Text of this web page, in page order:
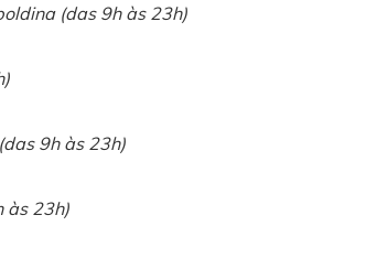
(das 9h às 23h)
9h às 23h)
às 23h)